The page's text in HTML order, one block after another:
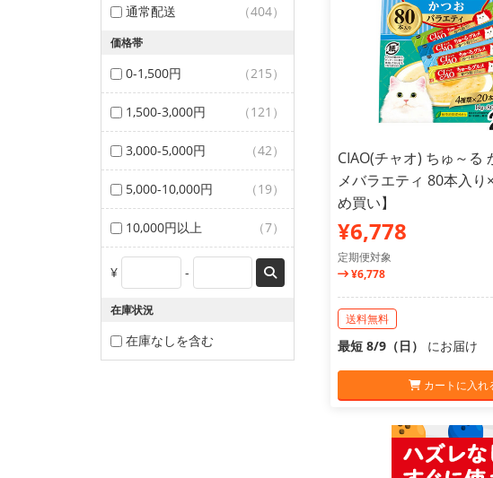
通常配送 （404）
価格帯
0-1,500円 （215）
1,500-3,000円 （121）
3,000-5,000円 （42）
5,000-10,000円 （19）
10,000円以上 （7）
¥ -
在庫状況
在庫なしを含む
CIAO(チャオ) ちゅ～る
メバラエティ 80本入り
め買い】
¥6,778
定期便対象
¥6,778
送料無料
最短 8/9（日） にお届け
カートに入れ